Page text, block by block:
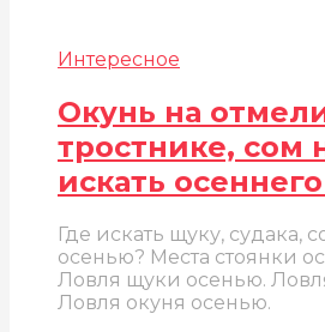
Интересное
Окунь на
тростнике, сом
искать
Где искать щуку, судака,
осенью? Места стоянки
Ловля щуки осенью.
Ловля окуня осенью.